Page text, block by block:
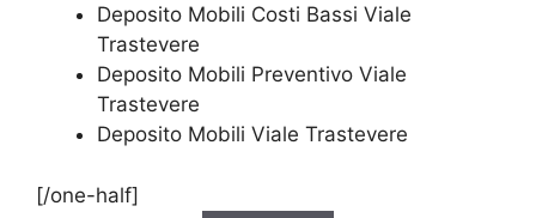
Deposito Mobili Costi Bassi Viale
Trastevere
Deposito Mobili Preventivo Viale
Trastevere
Deposito Mobili Viale Trastevere
[/one-half]